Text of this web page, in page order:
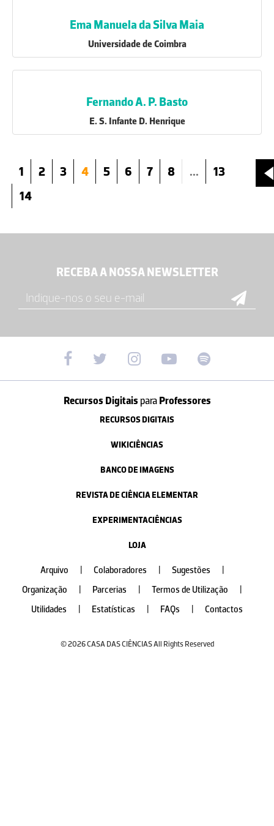
Ema Manuela da Silva Maia
Universidade de Coimbra
Fernando A. P. Basto
E. S. Infante D. Henrique
1 2 3 4 5 6 7 8 ...
13
14
RECEBA A NOSSA NEWSLETTER
Recursos Digitais paraProfessores
RECURSOS DIGITAIS
WIKICIÊNCIAS
BANCO DE IMAGENS
REVISTA DE CIÊNCIA ELEMENTAR
EXPERIMENTACIÊNCIAS
LOJA
Arquivo Colaboradores Sugestões
Organização
Parcerias Termos de Utilização
Utilidades
Estatísticas FAQs Contactos
© 2026 CASA DAS CIÊNCIAS All Rights Reserved